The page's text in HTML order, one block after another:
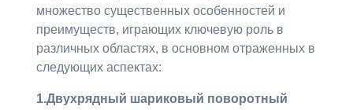
множество существенных особенностей и
преимуществ, играющих ключевую роль в
различных областях, в основном отраженных в
следующих аспектах:
1.Двухрядный шариковый поворотный